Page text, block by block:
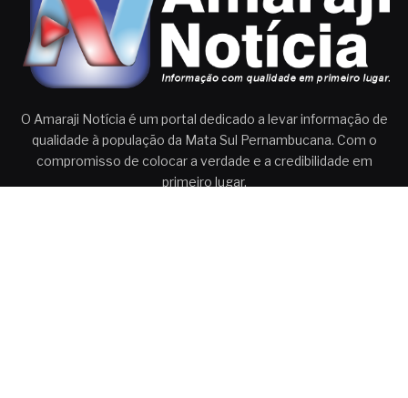
O Amaraji Notícia é um portal dedicado a levar informação de
qualidade à população da Mata Sul Pernambucana. Com o
compromisso de colocar a verdade e a credibilidade em
primeiro lugar.